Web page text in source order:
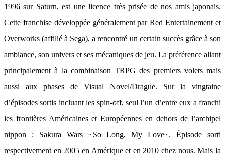
1996 sur Saturn, est une licence très prisée de nos amis japonais.
Cette franchise développée généralement par Red Entertainement et
Overworks (affilié à Sega), a rencontré un certain succès grâce à son
ambiance, son univers et ses mécaniques de jeu. La préférence allant
principalement à la combinaison TRPG des premiers volets mais
aussi aux phases de Visual Novel/Drague. Sur la vingtaine
d’épisodes sortis incluant les spin-off, seul l’un d’entre eux a franchi
les frontières Américaines et Européennes en dehors de l’archipel
nippon : Sakura Wars ~So Long, My Love~. Épisode sorti
respectivement en 2005 en Amérique et en 2010 chez nous. Mais la